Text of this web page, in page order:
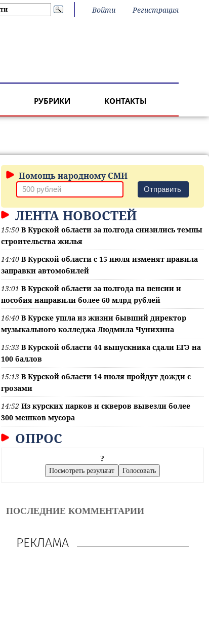
Войти Регистрация
РУБРИКИ КОНТАКТЫ
Помощь народному СМИ
Отправить
ЛЕНТА НОВОСТЕЙ
15:50 В Курской области за полгода снизились темпы
строительства жилья
14:40 В Курской области с 15 июля изменят правила
заправки автомобилей
13:01 В Курской области за полгода на пенсии и
пособия направили более 60 млрд рублей
16:40 В Курске ушла из жизни бывший директор
музыкального колледжа Людмила Чунихина
15:33 В Курской области 44 выпускника сдали ЕГЭ на
100 баллов
15:13 В Курской области 14 июля пройдут дожди с
грозами
14:52 Из курских парков и скверов вывезли более
300 мешков мусора
ОПРОС
?
ПОСЛЕДНИЕ КОММЕНТАРИИ
РЕКЛАМА